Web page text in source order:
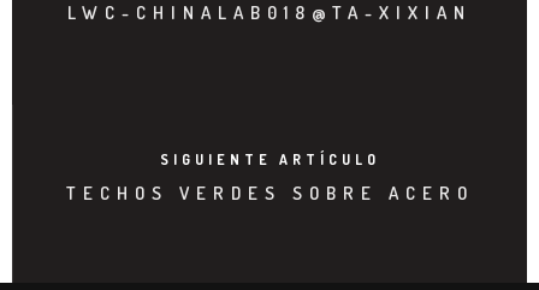
LWC-CHINALAB018@TA-XIXIAN
SIGUIENTE ARTÍCULO
TECHOS VERDES SOBRE ACERO